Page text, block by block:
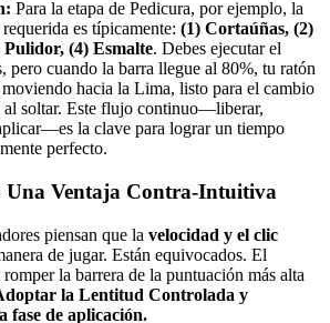
Para la etapa de Pedicura, por ejemplo, la
es típicamente: (1) Cortaúñas, (2)
(4) Esmalte. Debes ejecutar el
pero cuando la barra llegue al 80%, tu ratón
moviendo hacia la Lima, listo para el cambio
al soltar. Este flujo continuo—liberar,
la clave para lograr un tiempo
perfecto.
Una Ventaja Contra-Intuitiva
piensan que la velocidad y el clic
de jugar. Están equivocados. El
la barrera de la puntuación más alta
la Lentitud Controlada y
fase de aplicación.